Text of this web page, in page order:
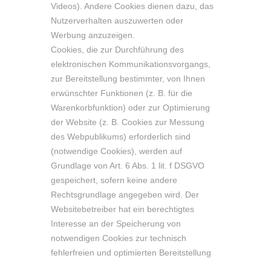
Videos). Andere Cookies dienen dazu, das
Nutzerverhalten auszuwerten oder
Werbung anzuzeigen.
Cookies, die zur Durchführung des
elektronischen Kommunikationsvorgangs,
zur Bereitstellung bestimmter, von Ihnen
erwünschter Funktionen (z. B. für die
Warenkorbfunktion) oder zur Optimierung
der Website (z. B. Cookies zur Messung
des Webpublikums) erforderlich sind
(notwendige Cookies), werden auf
Grundlage von Art. 6 Abs. 1 lit. f DSGVO
gespeichert, sofern keine andere
Rechtsgrundlage angegeben wird. Der
Websitebetreiber hat ein berechtigtes
Interesse an der Speicherung von
notwendigen Cookies zur technisch
fehlerfreien und optimierten Bereitstellung